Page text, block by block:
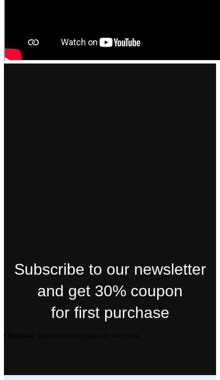
Subscribe to our newsletter
and get 30% coupon
for first purchase